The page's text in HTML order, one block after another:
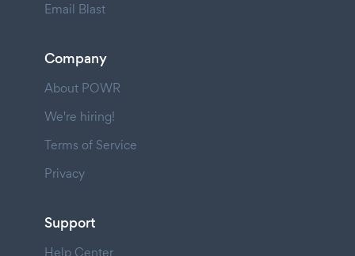
Email Blast
Company
About POWR
We're hiring!
Terms of Service
Privacy
Support
Help Center